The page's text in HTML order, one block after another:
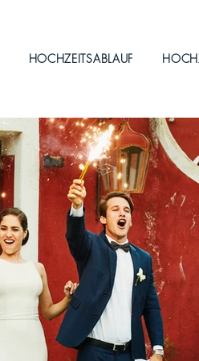
HOCHZEITSABLAUF